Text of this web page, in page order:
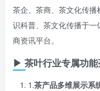
茶企、茶商、茶文化传
识科普、茶文化传播于
商资讯平台。
▶ 茶叶行业专属功能
1.​茶产品多维展示系